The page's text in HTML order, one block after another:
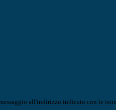
all'indirizzo indicato con le